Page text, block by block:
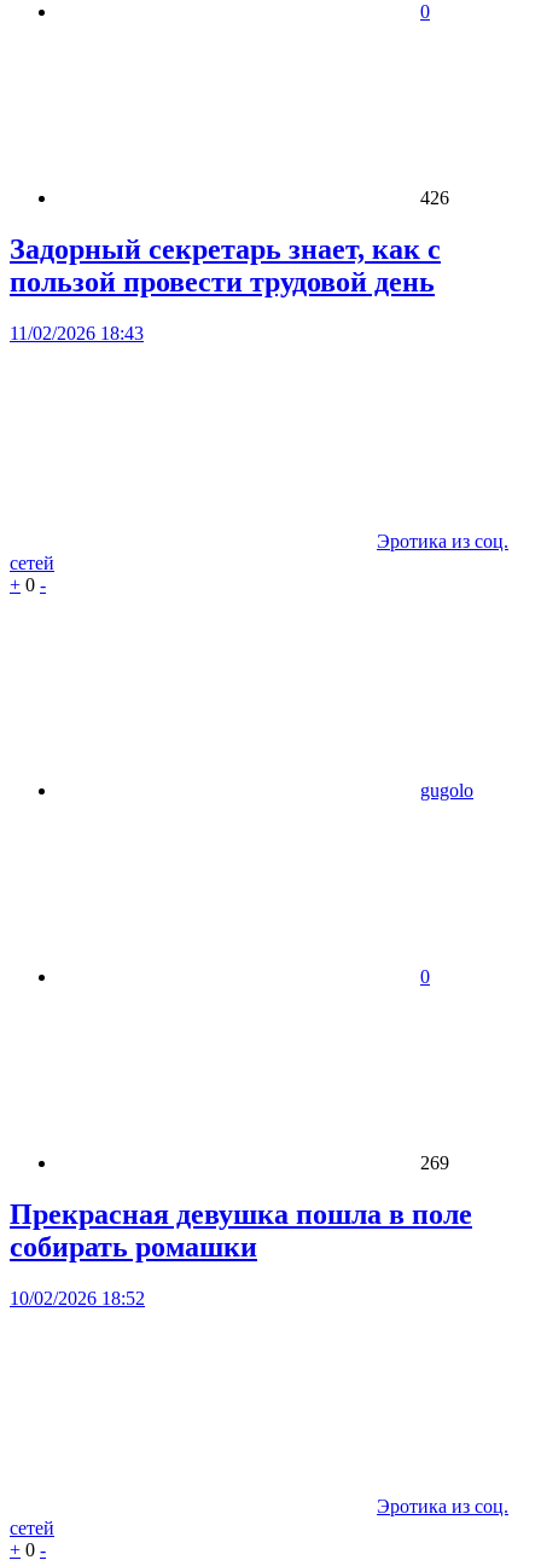
0
426
Задорный секретарь знает, как с
пользой провести трудовой день
11/02/2026 18:43
Эротика из соц.
сетей
+ 0 -
gugolo
0
269
Прекрасная девушка пошла в поле
собирать ромашки
10/02/2026 18:52
Эротика из соц.
сетей
+ 0 -